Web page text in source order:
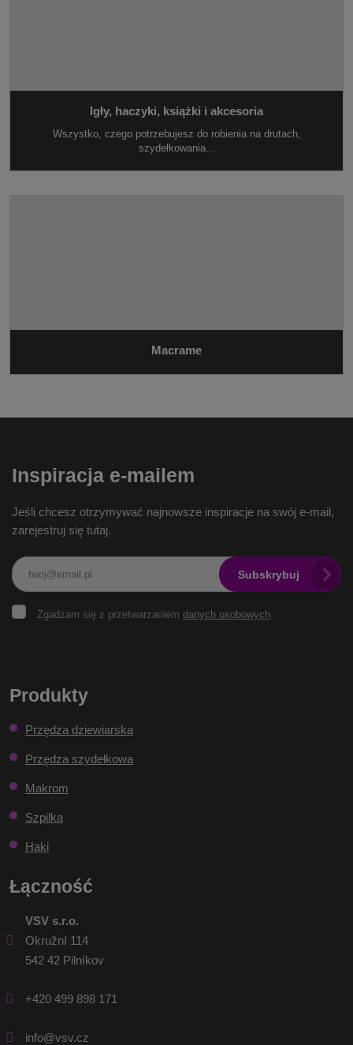
Igły, haczyki, książki i akcesoria
Wszystko, czego potrzebujesz do robienia na drutach,
szydełkowania...
Macrame
Inspiracja e-mailem
Jeśli chcesz otrzymywać najnowsze inspiracje na swój e-mail,
zarejestruj się tutaj.
ZgadzamZgadzam się z przetwarzaniem danych osobowych.
Subskrybuj
nie może
wysłany
Produkty
Przędza dziewiarska
Przędza szydełkowa
Makrom
Szpilka
Haki
Łączność
VSV s.r.o.
Okružní 114
542 42 Pilníkov
+420 499 898 171
info@vsv.cz